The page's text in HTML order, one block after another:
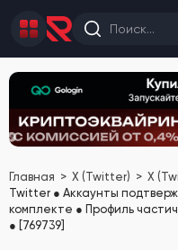
Главная X (Twitter) X
Twitter ● Аккаунты
комплекте ● Профиль
● [769739]